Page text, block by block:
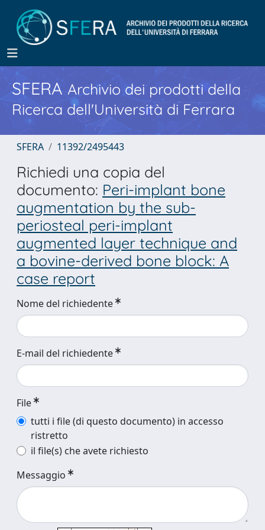
SFERA Archivio dei prodotti della
Ricerca dell'Università di Ferrara
SFERA 11392/2495443
Richiedi una copia del
documento: Peri-implant bone
augmentation by the sub-
periosteal peri-implant
augmented layer technique and
a bovine-derived bone block: A
case report
Nome del richiedente
E-mail del richiedente
File
tutti i file (di questo documento) in accesso
ristretto
il file(s) che avete richiesto
Messaggio